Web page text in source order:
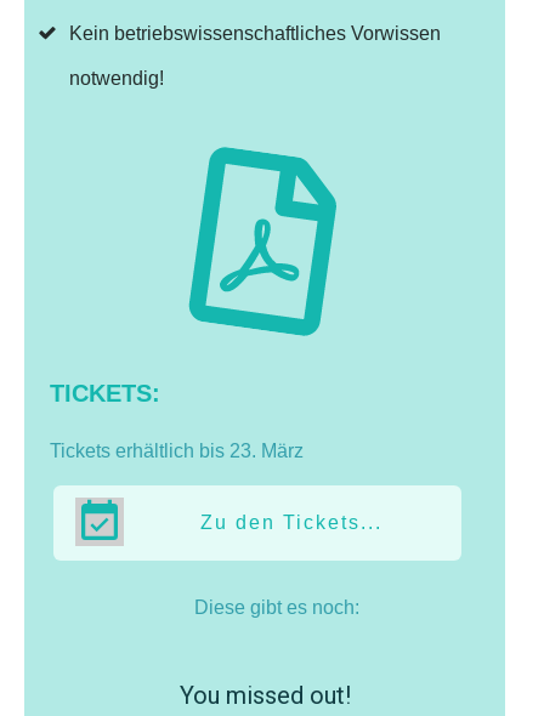
Kein betriebswissenschaftliches Vorwissen
notwendig!
TICKETS:
Tickets erhältlich bis 23. März
Zu den Tickets...
Diese gibt es noch:
You missed out!